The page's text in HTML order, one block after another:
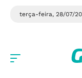
terça-feira, 28/07/